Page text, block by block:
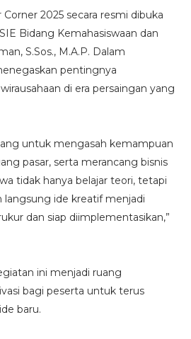
2025 secara resmi dibuka
Bidang Kemahasiswaan dan
S.Sos., M.A.P. Dalam
pentingnya
di era persaingan yang
untuk mengasah kemampuan
pasar, serta merancang bisnis
tidak hanya belajar teori, tetapi
ide kreatif menjadi
dan siap diimplementasikan,”
ini menjadi ruang
bagi peserta untuk terus
baru.